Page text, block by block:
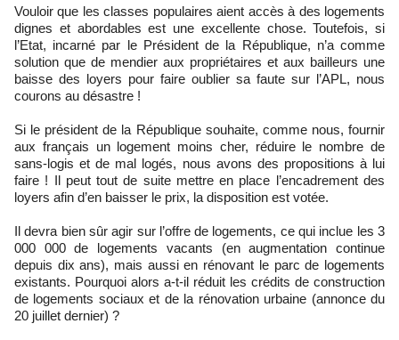
Vouloir que les classes populaires aient accès à des logements
dignes et abordables est une excellente chose. Toutefois, si
l’Etat, incarné par le Président de la République, n’a comme
solution que de mendier aux propriétaires et aux bailleurs une
baisse des loyers pour faire oublier sa faute sur l’APL, nous
courons au désastre !
Si le président de la République souhaite, comme nous, fournir
aux français un logement moins cher, réduire le nombre de
sans-logis et de mal logés, nous avons des propositions à lui
faire ! Il peut tout de suite mettre en place l’encadrement des
loyers afin d’en baisser le prix, la disposition est votée.
Il devra bien sûr agir sur l’offre de logements, ce qui inclue les 3
000 000 de logements vacants (en augmentation continue
depuis dix ans), mais aussi en rénovant le parc de logements
existants. Pourquoi alors a-t-il réduit les crédits de construction
de logements sociaux et de la rénovation urbaine (annonce du
20 juillet dernier) ?